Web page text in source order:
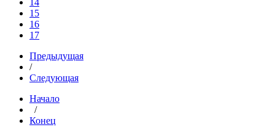
15
16
17
Предыдущая
/
Следующая
Начало
/
Конец